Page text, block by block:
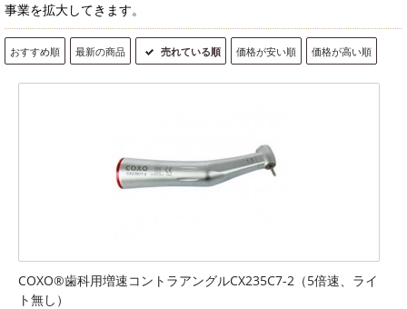
事業を拡大してきます。
おすすめ順 最新の商品 売れている順 価格が安い順 価格が高い順
COXO®歯科用増速コントラアングルCX235C7-2（5倍速、ライ
ト無し）